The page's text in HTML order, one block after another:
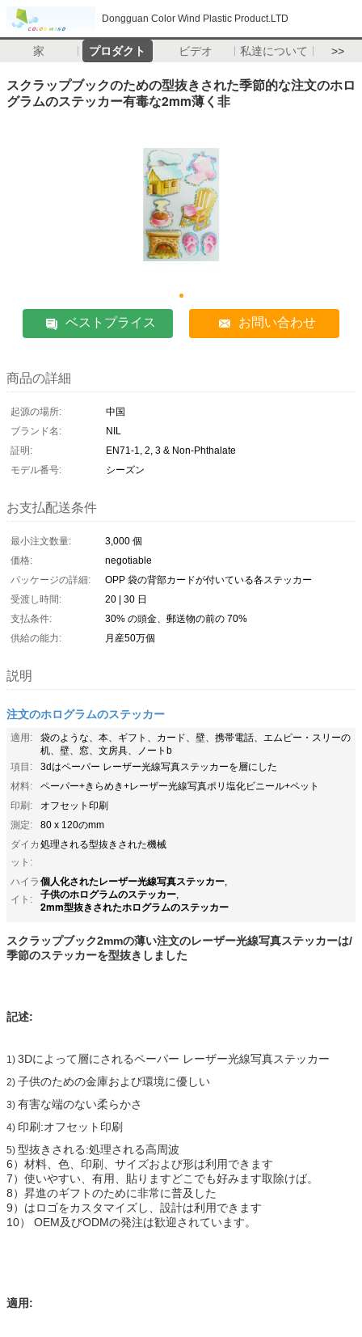
Dongguan Color Wind Plastic Product.LTD
家 プロダクト ビデオ 私達について >>
スクラップブックのための型抜きされた季節的な注文のホロ
グラムのステッカー有毒な2mm薄く非
ベストプライス お問い合わせ
商品の詳細
起源の場所:
中国
ブランド名:
NIL
証明:
EN71-1, 2, 3 & Non-Phthalate
モデル番号:
シーズン
お支払配送条件
最小注文数量:
3,000 個
価格:
negotiable
パッケージの詳細:
OPP 袋の背部カードが付いている各ステッカー
受渡し時間:
20 | 30 日
支払条件:
30% の頭金、郵送物の前の 70%
供給の能力:
月産50万個
説明
注文のホログラムのステッカー
適用:
袋のような、本、ギフト、カード、壁、携帯電話、エムピー・スリーの
机、壁、窓、文房具、ノートb
項目:
3dはペーパー レーザー光線写真ステッカーを層にした
材料:
ペーパー+きらめき+レーザー光線写真ポリ塩化ビニール+ペット
印刷:
オフセット印刷
測定:
80 x 120のmm
ダイカ
ット:
処理される型抜きされた機械
ハイラ
イト:
個人化されたレーザー光線写真ステッカー,
子供のホログラムのステッカー,
2mm型抜きされたホログラムのステッカー
スクラップブック2mmの薄い注文のレーザー光線写真ステッカーは/
季節のステッカーを型抜きしました
記述:
1) 3Dによって層にされるペーパー レーザー光線写真ステッカー
2) 子供のための金庫および環境に優しい
3) 有害な端のない柔らかさ
4) 印刷:オフセット印刷
5) 型抜きされる:処理される高周波
6）材料、色、印刷、サイズおよび形は利用できます
7）使いやすい、有用、貼りますどこでも好みます取除けば。
8）昇進のギフトのために非常に普及した
9）はロゴをカスタマイズし、設計は利用できます
10） OEM及びODMの発注は歓迎されています。
適用: